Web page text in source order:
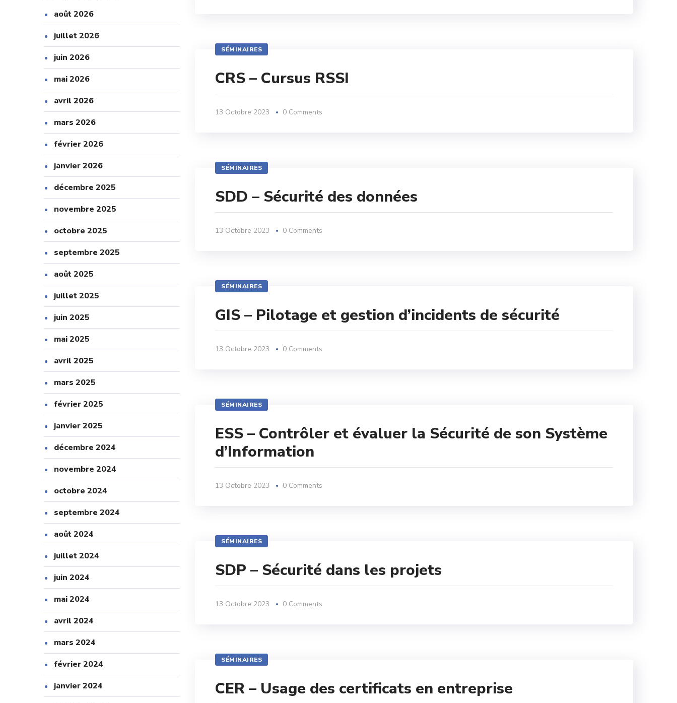
SÉMINAIRES
CRS – Cursus RSSI
13 Octobre 2023 0 Comments
SÉMINAIRES
SDD – Sécurité des données
13 Octobre 2023 0 Comments
SÉMINAIRES
GIS – Pilotage et gestion d’incidents de sécurité
13 Octobre 2023 0 Comments
SÉMINAIRES
ESS – Contrôler et évaluer la Sécurité de son Système
d’Information
13 Octobre 2023 0 Comments
SÉMINAIRES
SDP – Sécurité dans les projets
13 Octobre 2023 0 Comments
SÉMINAIRES
CER – Usage des certificats en entreprise
août 2026
juillet 2026
juin 2026
mai 2026
avril 2026
mars 2026
février 2026
janvier 2026
décembre 2025
novembre 2025
octobre 2025
septembre 2025
août 2025
juillet 2025
juin 2025
mai 2025
avril 2025
mars 2025
février 2025
janvier 2025
décembre 2024
novembre 2024
octobre 2024
septembre 2024
août 2024
juillet 2024
juin 2024
mai 2024
avril 2024
mars 2024
février 2024
janvier 2024